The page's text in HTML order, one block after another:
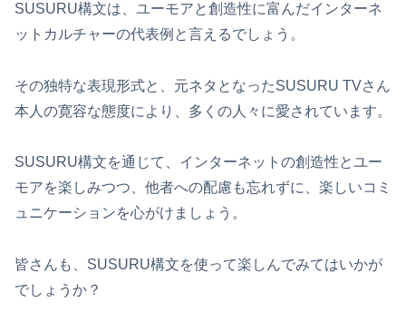
SUSURU構文は、ユーモアと創造性に富んだインターネ
ットカルチャーの代表例と言えるでしょう。
その独特な表現形式と、元ネタとなったSUSURU TVさん
本人の寛容な態度により、多くの人々に愛されています。
SUSURU構文を通じて、インターネットの創造性とユー
モアを楽しみつつ、他者への配慮も忘れずに、楽しいコミ
ュニケーションを心がけましょう。
皆さんも、SUSURU構文を使って楽しんでみてはいかが
でしょうか？